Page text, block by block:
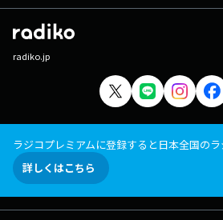
radiko.jp
ラジコプレミアムに登録すると日本全国の
詳しくはこちら